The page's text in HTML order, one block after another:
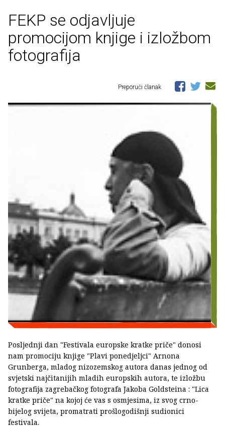
FEKP se odjavljuje
promocijom knjige i izložbom
fotografija
Preporuči članak
Posljednji dan "Festivala europske kratke priče" donosi
nam promociju knjige "Plavi ponedjeljci" Arnona
Grunberga, mladog nizozemskog autora danas jednog od
svjetski najčitanijih mladih europskih autora, te izložbu
fotografija zagrebačkog fotografa Jakoba Goldsteina : "Lica
kratke priče" na kojoj će vas s osmjesima, iz svog crno-
bijelog svijeta, promatrati prošlogodišnji sudionici
festivala.